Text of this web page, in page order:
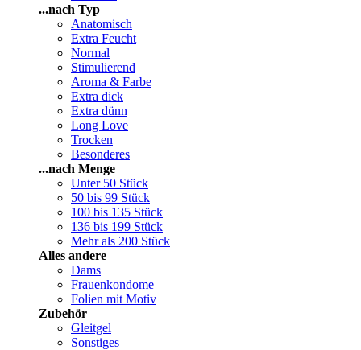
...nach Typ
Anatomisch
Extra Feucht
Normal
Stimulierend
Aroma & Farbe
Extra dick
Extra dünn
Long Love
Trocken
Besonderes
...nach Menge
Unter 50 Stück
50 bis 99 Stück
100 bis 135 Stück
136 bis 199 Stück
Mehr als 200 Stück
Alles andere
Dams
Frauenkondome
Folien mit Motiv
Zubehör
Gleitgel
Sonstiges